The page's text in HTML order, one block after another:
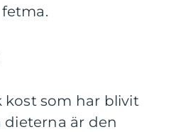
kost som har blivit
dieterna är den